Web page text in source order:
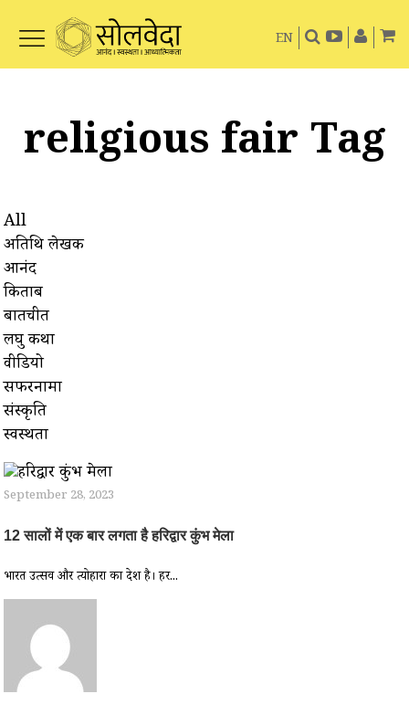
EN
religious fair Tag
All
अतिथि लेखक
आनंद
किताबें
बातचीत
लघु कथा
वीडियो
सफरनामा
संस्कृति
स्वस्थता
September 28, 2023
12 सालों में एक बार लगता है हरिद्वार कुंभ मेला
भारत उत्सव और त्योहारों का देश है। हर...